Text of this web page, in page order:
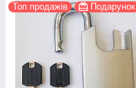
Топ продажів Подарунок